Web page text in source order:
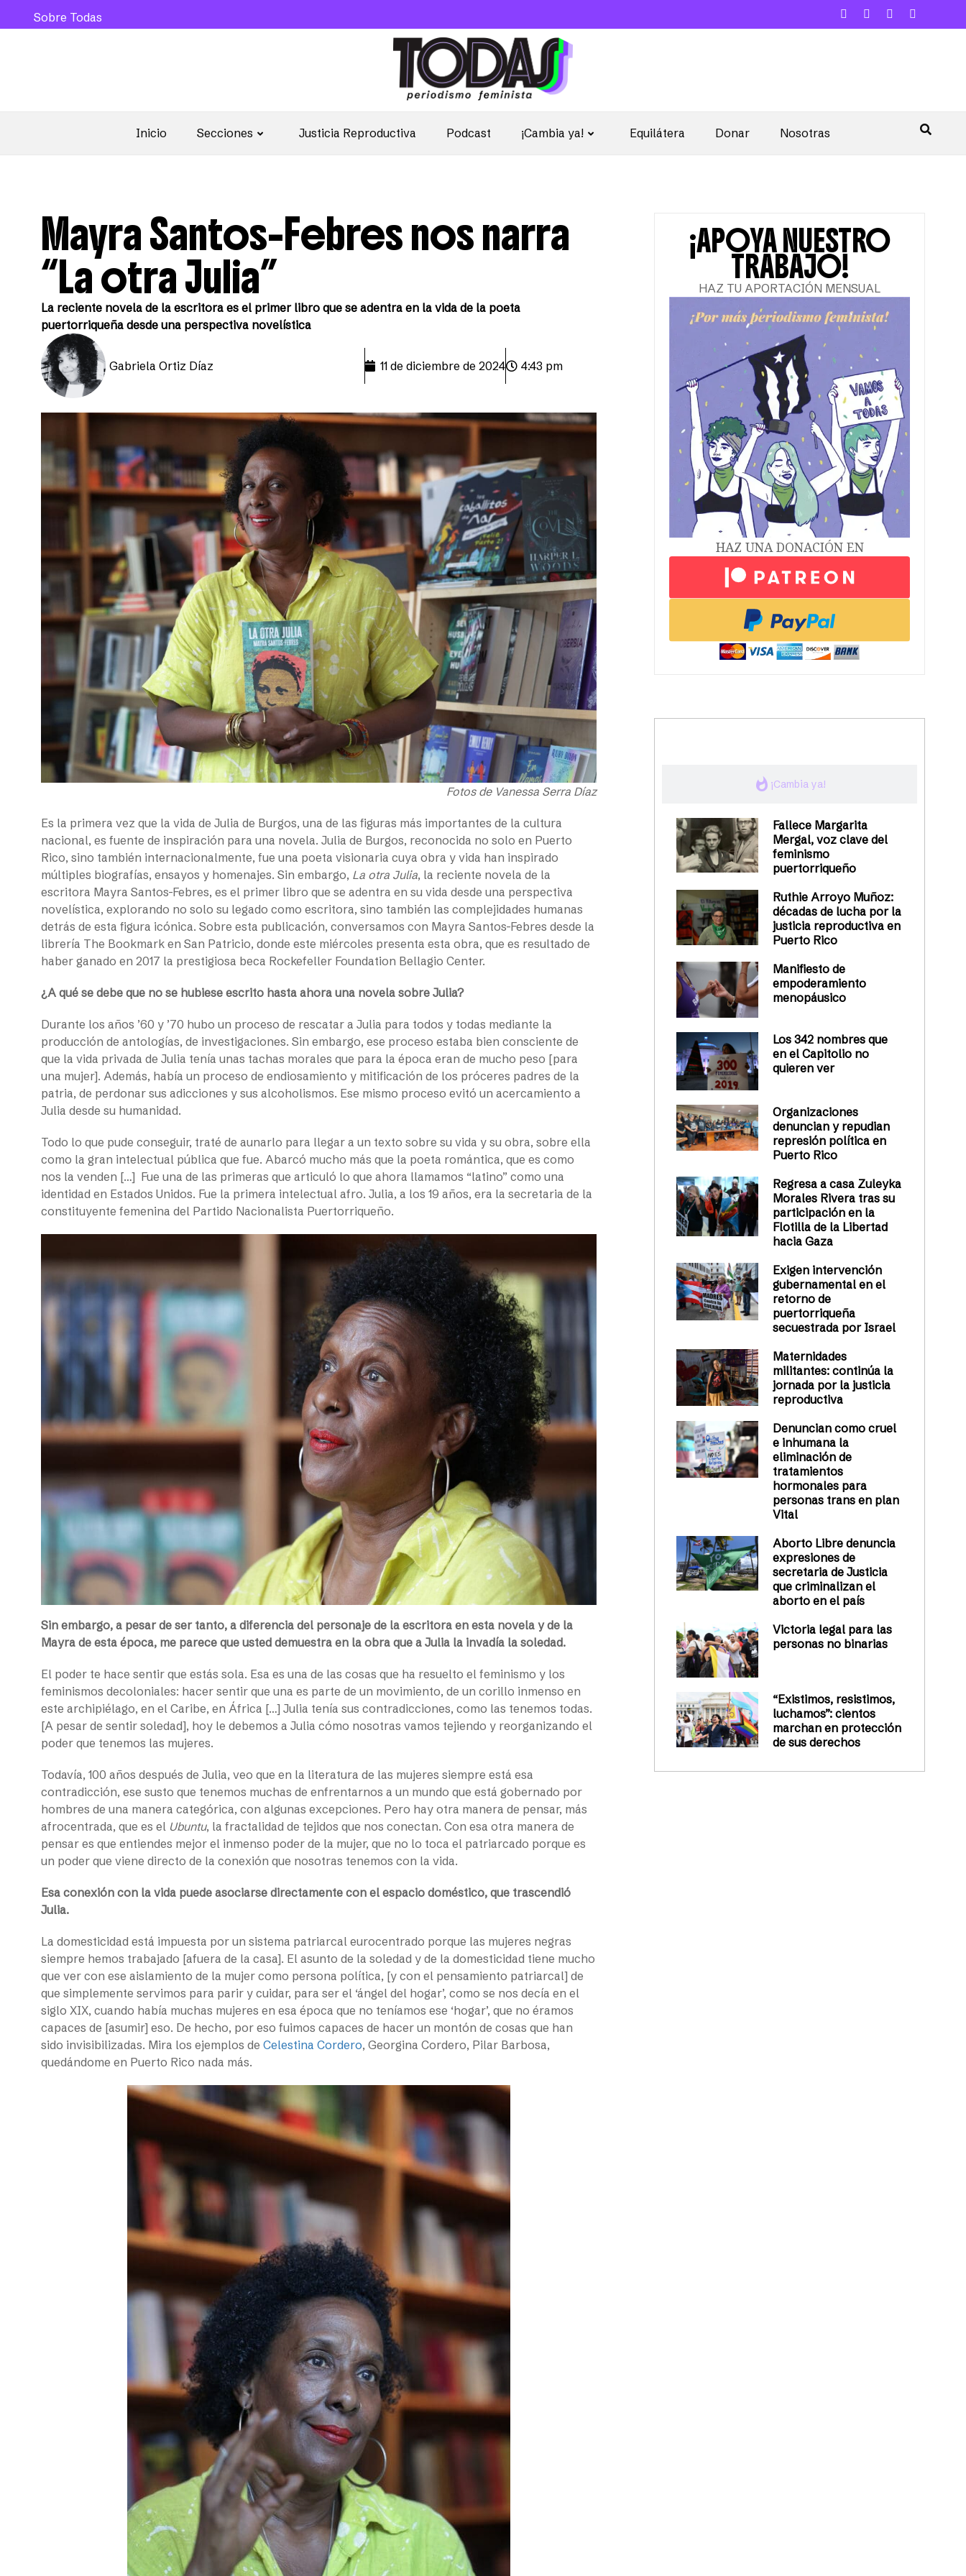
Inicio Secciones Justicia Reproductiva Podcast ¡Cambia ya! Equilátera Donar Nosotras
Sobre Todas
Mayra Santos-Febres nos narra
“La otra Julia”
La reciente novela de la escritora es el primer libro que se adentra en la vida de la poeta
puertorriqueña desde una perspectiva novelística
Gabriela Ortiz Díaz 11 de diciembre de 2024 4:43 pm
Fotos de Vanessa Serra Díaz
Es la primera vez que la vida de Julia de Burgos, una de las figuras más importantes de la cultura
nacional, es fuente de inspiración para una novela. Julia de Burgos, reconocida no solo en Puerto
Rico, sino también internacionalmente, fue una poeta visionaria cuya obra y vida han inspirado
múltiples biografías, ensayos y homenajes. Sin embargo, La otra Julia, la reciente novela de la
escritora Mayra Santos-Febres, es el primer libro que se adentra en su vida desde una perspectiva
novelística, explorando no solo su legado como escritora, sino también las complejidades humanas
detrás de esta figura icónica. Sobre esta publicación, conversamos con Mayra Santos-Febres desde la
librería The Bookmark en San Patricio, donde este miércoles presenta esta obra, que es resultado de
haber ganado en 2017 la prestigiosa beca Rockefeller Foundation Bellagio Center.
¿A qué se debe que no se hubiese escrito hasta ahora una novela sobre Julia?
Durante los años ’60 y ’70 hubo un proceso de rescatar a Julia para todos y todas mediante la
producción de antologías, de investigaciones. Sin embargo, ese proceso estaba bien consciente de
que la vida privada de Julia tenía unas tachas morales que para la época eran de mucho peso [para
una mujer]. Además, había un proceso de endiosamiento y mitificación de los próceres padres de la
patria, de perdonar sus adicciones y sus alcoholismos. Ese mismo proceso evitó un acercamiento a
Julia desde su humanidad.
Todo lo que pude conseguir, traté de aunarlo para llegar a un texto sobre su vida y su obra, sobre ella
como la gran intelectual pública que fue. Abarcó mucho más que la poeta romántica, que es como
nos la venden […] Fue una de las primeras que articuló lo que ahora llamamos “latino” como una
identidad en Estados Unidos. Fue la primera intelectual afro. Julia, a los 19 años, era la secretaria de la
constituyente femenina del Partido Nacionalista Puertorriqueño.
Sin embargo, a pesar de ser tanto, a diferencia del personaje de la escritora en esta novela y de la
Mayra de esta época, me parece que usted demuestra en la obra que a Julia la invadía la soledad.
El poder te hace sentir que estás sola. Esa es una de las cosas que ha resuelto el feminismo y los
feminismos decoloniales: hacer sentir que una es parte de un movimiento, de un corillo inmenso en
este archipiélago, en el Caribe, en África […] Julia tenía sus contradicciones, como las tenemos todas.
[A pesar de sentir soledad], hoy le debemos a Julia cómo nosotras vamos tejiendo y reorganizando el
poder que tenemos las mujeres.
Todavía, 100 años después de Julia, veo que en la literatura de las mujeres siempre está esa
contradicción, ese susto que tenemos muchas de enfrentarnos a un mundo que está gobernado por
hombres de una manera categórica, con algunas excepciones. Pero hay otra manera de pensar, más
afrocentrada, que es el Ubuntu, la fractalidad de tejidos que nos conectan. Con esa otra manera de
pensar es que entiendes mejor el inmenso poder de la mujer, que no lo toca el patriarcado porque es
un poder que viene directo de la conexión que nosotras tenemos con la vida.
Esa conexión con la vida puede asociarse directamente con el espacio doméstico, que trascendió
Julia.
La domesticidad está impuesta por un sistema patriarcal eurocentrado porque las mujeres negras
siempre hemos trabajado [afuera de la casa]. El asunto de la soledad y de la domesticidad tiene mucho
que ver con ese aislamiento de la mujer como persona política, [y con el pensamiento patriarcal] de
que simplemente servimos para parir y cuidar, para ser el ‘ángel del hogar’, como se nos decía en el
siglo XIX, cuando había muchas mujeres en esa época que no teníamos ese ‘hogar’, que no éramos
capaces de [asumir] eso. De hecho, por eso fuimos capaces de hacer un montón de cosas que han
sido invisibilizadas. Mira los ejemplos de Celestina Cordero, Georgina Cordero, Pilar Barbosa,
quedándome en Puerto Rico nada más.
¡APOYA NUESTRO
TRABAJO!
HAZ TU APORTACIÓN MENSUAL
HAZ UNA DONACIÓN EN
whatshot ¡Cambia ya!
Fallece Margarita
Mergal, voz clave del
feminismo
puertorriqueño
Ruthie Arroyo Muñoz:
décadas de lucha por la
justicia reproductiva en
Puerto Rico
Manifiesto de
empoderamiento
menopáusico
Los 342 nombres que
en el Capitolio no
quieren ver
Organizaciones
denuncian y repudian
represión política en
Puerto Rico
Regresa a casa Zuleyka
Morales Rivera tras su
participación en la
Flotilla de la Libertad
hacia Gaza
Exigen intervención
gubernamental en el
retorno de
puertorriqueña
secuestrada por Israel
Maternidades
militantes: continúa la
jornada por la justicia
reproductiva
Denuncian como cruel
e inhumana la
eliminación de
tratamientos
hormonales para
personas trans en plan
Vital
Aborto Libre denuncia
expresiones de
secretaria de Justicia
que criminalizan el
aborto en el país
Victoria legal para las
personas no binarias
“Existimos, resistimos,
luchamos”: cientos
marchan en protección
de sus derechos